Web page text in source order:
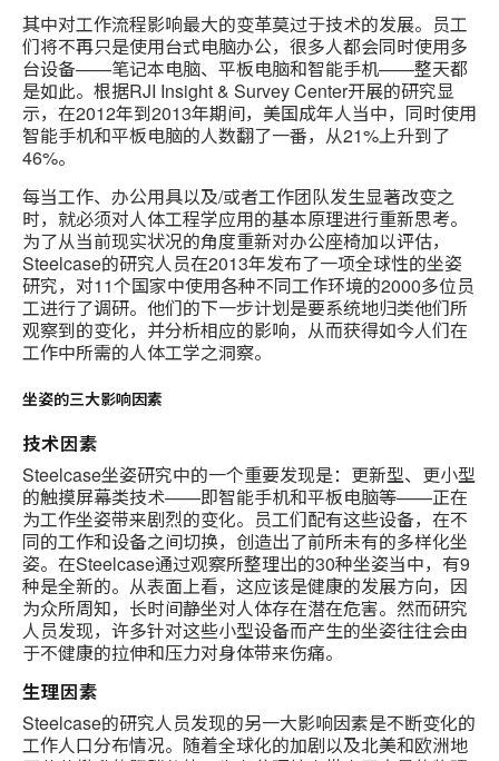
其中对工作流程影响最大的变革莫过于技术的发展。员工
们将不再只是使用台式电脑办公，很多人都会同时使用多
台设备——笔记本电脑、平板电脑和智能手机——整天都
是如此。根据RJI Insight & Survey Center开展的研究显
示，在2012年到2013年期间，美国成年人当中，同时使用
智能手机和平板电脑的人数翻了一番，从21%上升到了
46%。
每当工作、办公用具以及/或者工作团队发生显著改变之
时，就必须对人体工程学应用的基本原理进行重新思考。
为了从当前现实状况的角度重新对办公座椅加以评估，
Steelcase的研究人员在2013年发布了一项全球性的坐姿
研究，对11个国家中使用各种不同工作环境的2000多位员
工进行了调研。他们的下一步计划是要系统地归类他们所
观察到的变化，并分析相应的影响，从而获得如今人们在
工作中所需的人体工学之洞察。
坐姿的三大影响因素
技术因素
Steelcase坐姿研究中的一个重要发现是：更新型、更小型
的触摸屏幕类技术——即智能手机和平板电脑等——正在
为工作坐姿带来剧烈的变化。员工们配有这些设备，在不
同的工作和设备之间切换，创造出了前所未有的多样化坐
姿。在Steelcase通过观察所整理出的30种坐姿当中，有9
种是全新的。从表面上看，这应该是健康的发展方向，因
为众所周知，长时间静坐对人体存在潜在危害。然而研究
人员发现，许多针对这些小型设备而产生的坐姿往往会由
于不健康的拉伸和压力对身体带来伤痛。
生理因素
Steelcase的研究人员发现的另一大影响因素是不断变化的
工作人口分布情况。随着全球化的加剧以及北美和欧洲地